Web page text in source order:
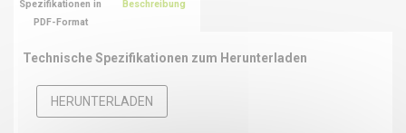
Spezifikationen in
PDF-Format
Technische Spezifikationen zum Herunterladen
HERUNTERLADEN
Beschreibung